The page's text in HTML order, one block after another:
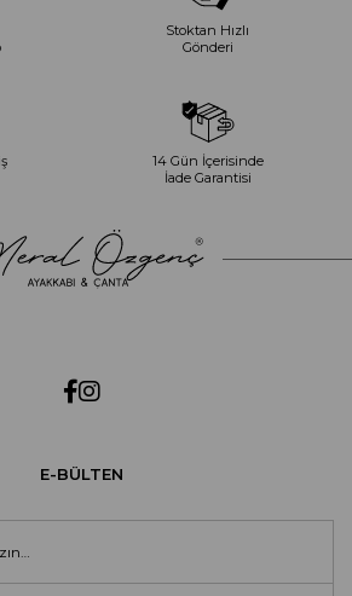
Stoktan Hızlı
Gönderi
14 Gün İçerisinde
İade Garantisi
E-BÜLTEN